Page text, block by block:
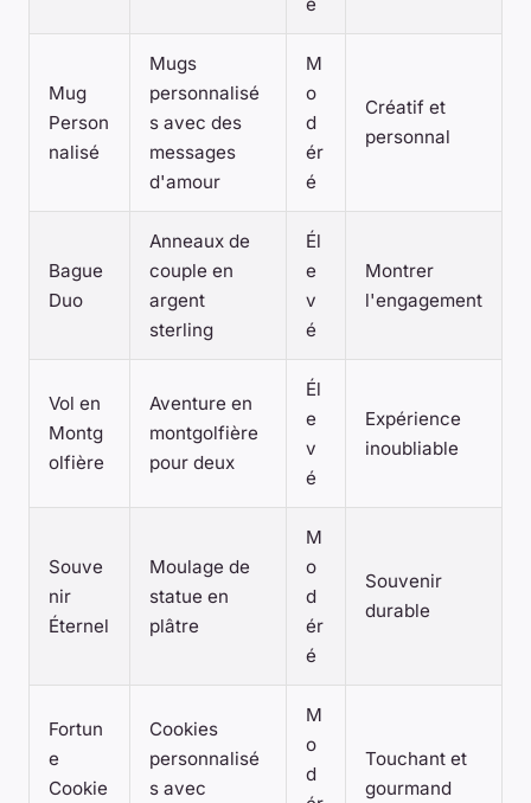
Mug
Person
nalisé
Mugs
personnalisé
s avec des
messages
d'amour
M
o
d
ér
é
Créatif et
personnal
Bague
Duo
Anneaux de
couple en
argent
sterling
Él
e
v
é
Montrer
l'engagement
Vol en
Montg
olfière
Aventure en
montgolfière
pour deux
Él
e
v
é
Expérience
inoubliable
Souve
nir
Éternel
Moulage de
statue en
plâtre
M
o
d
ér
é
Souvenir
durable
Fortun
e
Cookie
Cookies
personnalisé
s avec
M
o
d
Touchant et
gourmand